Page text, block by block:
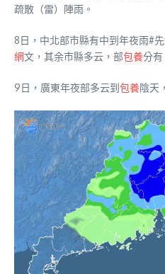
疏散（雷）陣雨。
8日，中北部市縣有中到年夜雨#
網文，其余市縣多云，部包養分有
9日，廣東年夜部多云到包養陰天